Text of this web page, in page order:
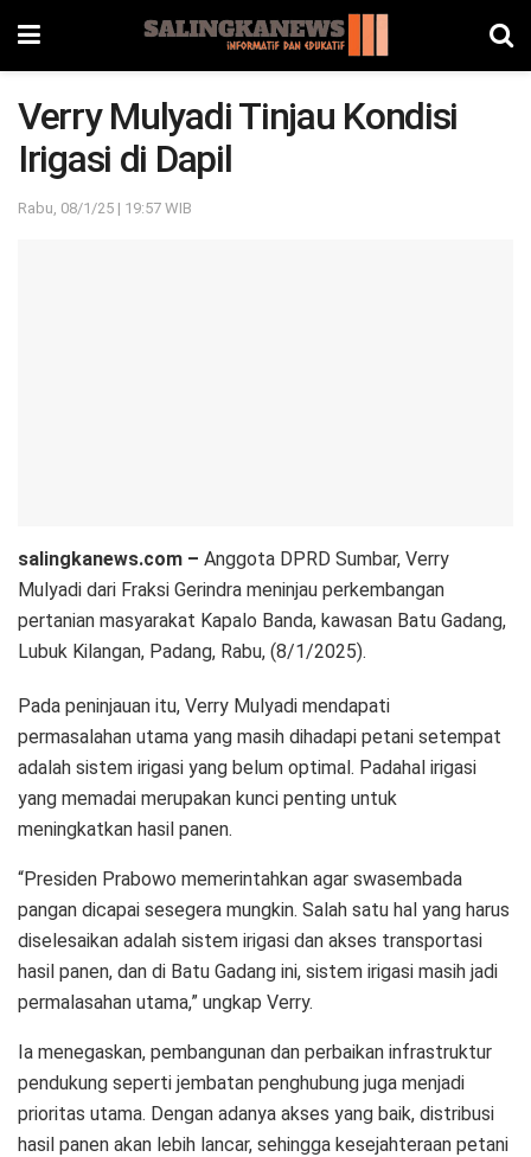
Verry Mulyadi Tinjau Kondisi
Irigasi di Dapil
Rabu, 08/1/25 | 19:57 WIB
salingkanews.com – Anggota DPRD Sumbar, Verry
Mulyadi dari Fraksi Gerindra meninjau perkembangan
pertanian masyarakat Kapalo Banda, kawasan Batu Gadang,
Lubuk Kilangan, Padang, Rabu, (8/1/2025).
Pada peninjauan itu, Verry Mulyadi mendapati
permasalahan utama yang masih dihadapi petani setempat
adalah sistem irigasi yang belum optimal. Padahal irigasi
yang memadai merupakan kunci penting untuk
meningkatkan hasil panen.
“Presiden Prabowo memerintahkan agar swasembada
pangan dicapai sesegera mungkin. Salah satu hal yang harus
diselesaikan adalah sistem irigasi dan akses transportasi
hasil panen, dan di Batu Gadang ini, sistem irigasi masih jadi
permalasahan utama,” ungkap Verry.
Ia menegaskan, pembangunan dan perbaikan infrastruktur
pendukung seperti jembatan penghubung juga menjadi
prioritas utama. Dengan adanya akses yang baik, distribusi
hasil panen akan lebih lancar, sehingga kesejahteraan petani